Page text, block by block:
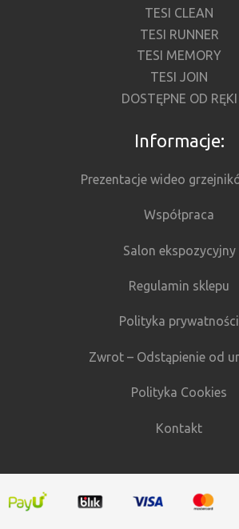
TESI CLEAN
TESI RUNNER
TESI MEMORY
TESI JOIN
DOSTĘPNE OD RĘKI
Informacje:
Prezentacje wideo
Współpraca
Salon ekspozycyjny
Regulamin sklepu
Polityka prywatności
Zwrot – Odstąpienie od
Polityka Cookies
Kontakt